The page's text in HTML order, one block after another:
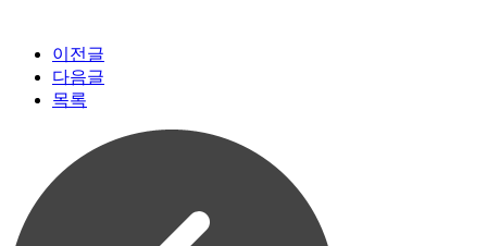
이전글
다음글
목록